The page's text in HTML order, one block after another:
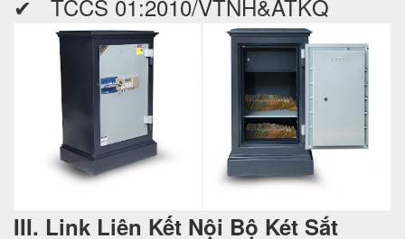
✔ TCCS 01:2010/VTNH&ATKQ
III. Link Liên Kết Nội Bộ Két Sắt